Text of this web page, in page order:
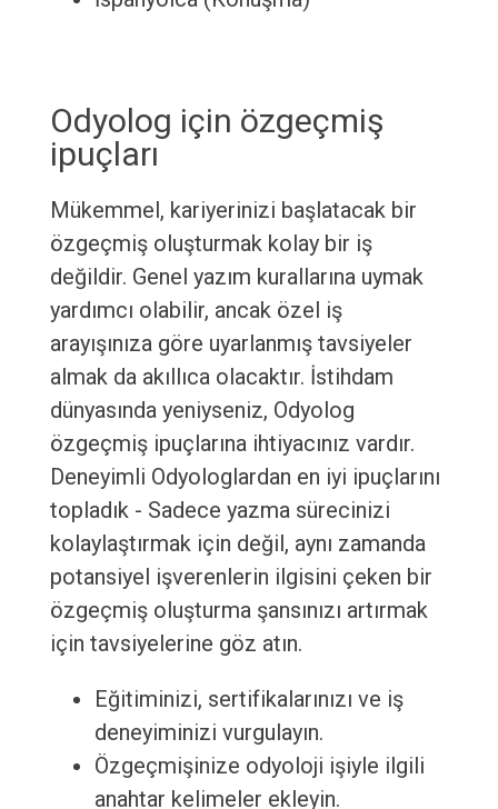
Odyolog için özgeçmiş
ipuçları
Mükemmel, kariyerinizi başlatacak bir
özgeçmiş oluşturmak kolay bir iş
değildir. Genel yazım kurallarına uymak
yardımcı olabilir, ancak özel iş
arayışınıza göre uyarlanmış tavsiyeler
almak da akıllıca olacaktır. İstihdam
dünyasında yeniyseniz, Odyolog
özgeçmiş ipuçlarına ihtiyacınız vardır.
Deneyimli Odyologlardan en iyi ipuçlarını
topladık - Sadece yazma sürecinizi
kolaylaştırmak için değil, aynı zamanda
potansiyel işverenlerin ilgisini çeken bir
özgeçmiş oluşturma şansınızı artırmak
için tavsiyelerine göz atın.
Eğitiminizi, sertifikalarınızı ve iş
deneyiminizi vurgulayın.
Özgeçmişinize odyoloji işiyle ilgili
anahtar kelimeler ekleyin.